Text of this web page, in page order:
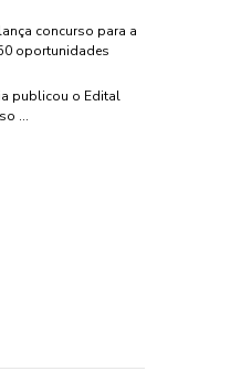
concurso para a
oportunidades
publicou o Edital
…